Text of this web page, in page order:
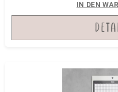
stimmt mit Leonardo
sich Blätter und Reststücke
lassen! Die Matte kann im
Romeo Plotter verwendet
IN DEN